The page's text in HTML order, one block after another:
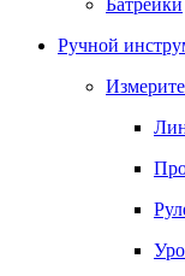
Батрейки
Ручной